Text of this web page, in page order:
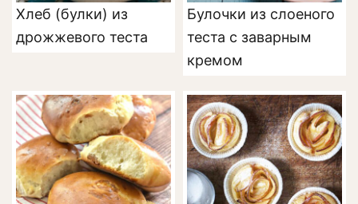
Хлеб (булки) из
дрожжевого теста
Булочки из слоеного
теста с заварным
кремом